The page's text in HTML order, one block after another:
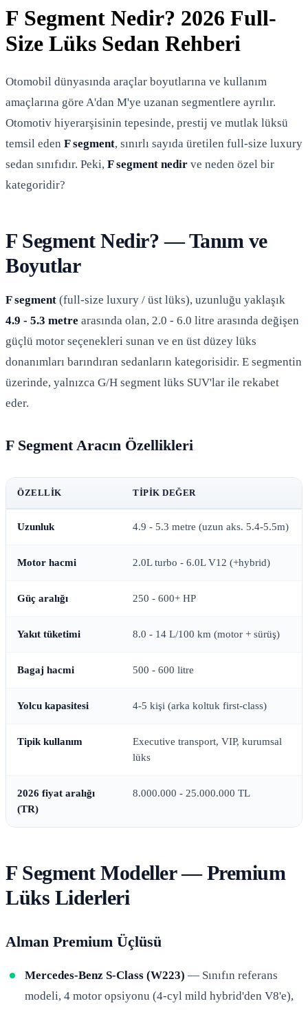
F Segment Nedir? 2026 Full-
Size Lüks Sedan Rehberi
Otomobil dünyasında araçlar boyutlarına ve kullanım
amaçlarına göre A'dan M'ye uzanan segmentlere ayrılır.
Otomotiv hiyerarşisinin tepesinde, prestij ve mutlak lüksü
temsil eden F segment, sınırlı sayıda üretilen full-size luxury
sedan sınıfıdır. Peki, F segment nedir ve neden özel bir
kategoridir?
F Segment Nedir? — Tanım ve
Boyutlar
F segment (full-size luxury / üst lüks), uzunluğu yaklaşık
4.9 - 5.3 metre arasında olan, 2.0 - 6.0 litre arasında değişen
güçlü motor seçenekleri sunan ve en üst düzey lüks
donanımları barındıran sedanların kategorisidir. E segmentin
üzerinde, yalnızca G/H segment lüks SUV'lar ile rekabet
eder.
F Segment Aracın Özellikleri
ÖZELLIK TIPIK DEĞER
Uzunluk 4.9 - 5.3 metre (uzun aks. 5.4-5.5m)
Motor hacmi 2.0L turbo - 6.0L V12 (+hybrid)
Güç aralığı 250 - 600+ HP
Yakıt tüketimi 8.0 - 14 L/100 km (motor + sürüş)
Bagaj hacmi 500 - 600 litre
Yolcu kapasitesi 4-5 kişi (arka koltuk first-class)
Tipik kullanım
Executive transport, VIP, kurumsal
lüks
2026 fiyat aralığı
(TR)
8.000.000 - 25.000.000 TL
F Segment Modeller — Premium
Lüks Liderleri
Alman Premium Üçlüsü
Mercedes-Benz S-Class (W223) — Sınıfın referans
modeli, 4 motor opsiyonu (4-cyl mild hybrid'den V8'e),